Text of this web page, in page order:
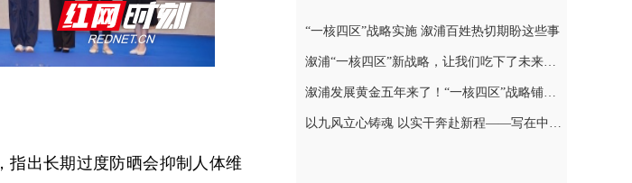
指出长期过度防晒会抑制人体维
“一核四区”战略实施 溆浦百姓热切期盼这些事
溆浦“一核四区”新战略，让我们吃下了未来发展“定心丸”
溆浦发展黄金五年来了！“一核四区”战略铺展全域振兴新图景
以九风立心铸魂 以实干奔赴新程——写在中共溆浦县第十四次代表大会胜利闭幕之际